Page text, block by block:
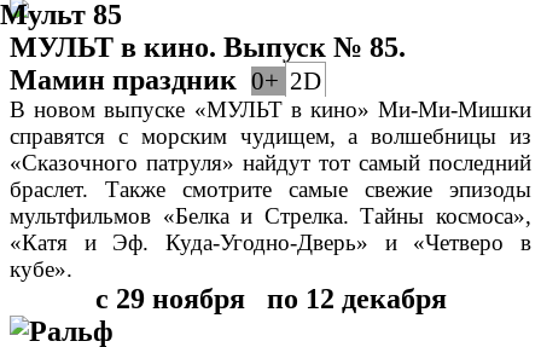
МУЛЬТ в кино. Выпуск № 85.
Мамин праздник 0+ 2D
В новом выпуске «МУЛЬТ в кино» Ми-Ми-Мишки
справятся с морским чудищем, а волшебницы из
«Сказочного патруля» найдут тот самый последний
браслет. Также смотрите самые свежие эпизоды
мультфильмов «Белка и Стрелка. Тайны космоса»,
«Катя и Эф. Куда-Угодно-Дверь» и «Четверо в
кубе».
с 29 ноября по 12 декабря